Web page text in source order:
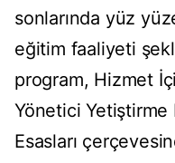
sonlarında yüz
eğitim faaliyeti
program, Hizmet
Yönetici Yetiştirme
Esasları